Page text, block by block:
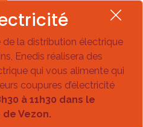
de la distribution électrique
Enedis réalisera des
qui vous alimente qui
coupures d’électricité
à 11h30 dans le
Vezon.